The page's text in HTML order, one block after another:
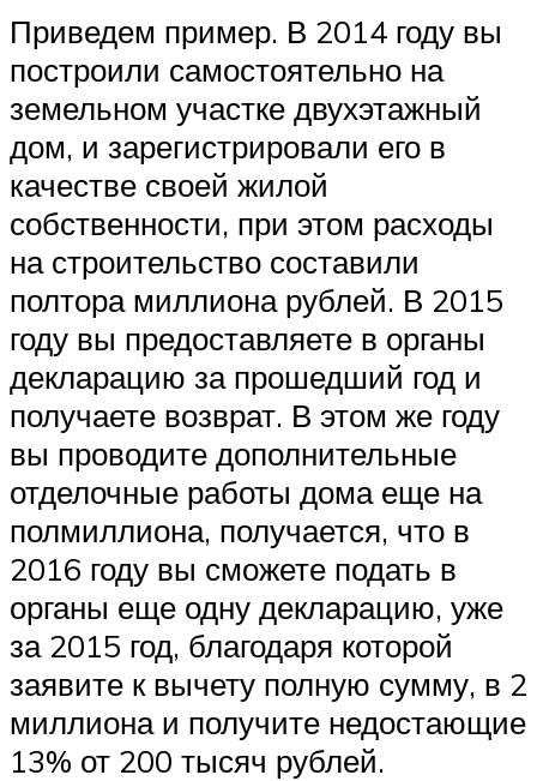
Приведем пример. В 2014 году вы
построили самостоятельно на
земельном участке двухэтажный
дом, и зарегистрировали его в
качестве своей жилой
собственности, при этом расходы
на строительство составили
полтора миллиона рублей. В 2015
году вы предоставляете в органы
декларацию за прошедший год и
получаете возврат. В этом же году
вы проводите дополнительные
отделочные работы дома еще на
полмиллиона, получается, что в
2016 году вы сможете подать в
органы еще одну декларацию, уже
за 2015 год, благодаря которой
заявите к вычету полную сумму, в 2
миллиона и получите недостающие
13% от 200 тысяч рублей.